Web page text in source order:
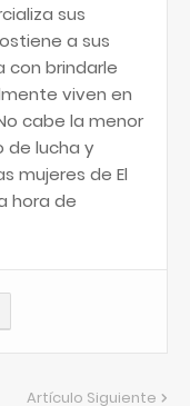
sus
a sus
con brindarle
viven en
cabe la menor
de lucha y
mujeres de El
hora de
Artículo Siguiente